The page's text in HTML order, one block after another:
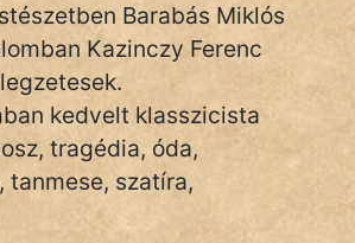
Barabás Miklós
Kazinczy Ferenc
kedvelt klasszicista
tragédia, óda,
tanmese, szatíra,